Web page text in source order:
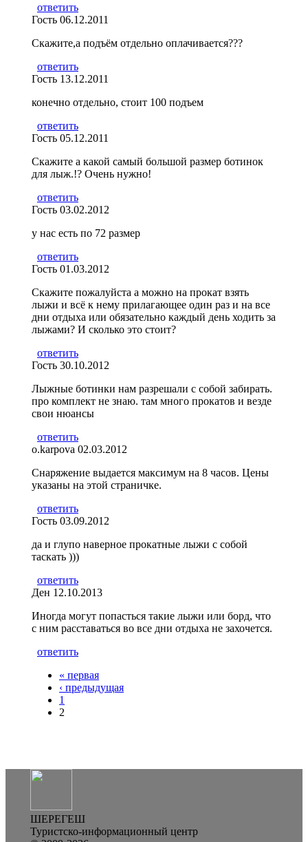
ответить
Гость 06.12.2011
Скажите,а подъём отдельно оплачивается???
ответить
Гость 13.12.2011
конечно отдельно, стоит 100 подъем
ответить
Гость 05.12.2011
Скажите а какой самый большой размер ботинок
для лыж.!? Очень нужно!
ответить
Гость 03.02.2012
у нас есть по 72 размер
ответить
Гость 01.03.2012
Скажите пожалуйста а можно на прокат взять
лыжи и всё к нему прилагающее один раз и на все
дни отдыха или обязательно каждый день ходить за
лыжами? И сколько это стоит?
ответить
Гость 30.10.2012
Лыжные ботинки нам разрешали с собой забирать.
про комплект не знаю. там много прокатов и везде
свои нюансы
ответить
o.karpova 02.03.2012
Снаряжение выдается максимум на 8 часов. Цены
указаны на этой страничке.
ответить
Гость 03.09.2012
да и глупо наверное прокатные лыжи с собой
таскать )))
ответить
Ден 12.10.2013
Иногда могут попасться такие лыжи или борд, что
с ним расставаться во все дни отдыха не захочется.
ответить
Страницы
« первая
‹ предыдущая
1
2
ШЕРЕГЕШ
Туристско-информационный центр